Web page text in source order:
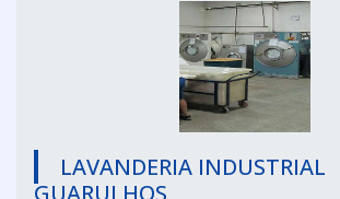
LAVANDERIA INDUSTRIAL